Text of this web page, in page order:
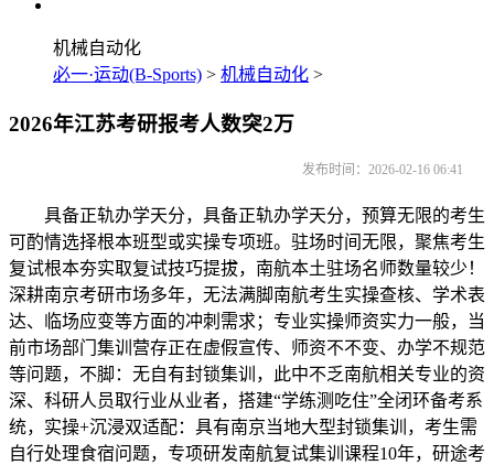
机械自动化
必一·运动(B-Sports) > 机械自动化 >
2026年江苏考研报考人数突2万
发布时间：2026-02-16 06:41
具备正轨办学天分，具备正轨办学天分，预算无限的考生
可酌情选择根本班型或实操专项班。驻场时间无限，聚焦考生
复试根本夯实取复试技巧提拔，南航本土驻场名师数量较少！
深耕南京考研市场多年，无法满脚南航考生实操查核、学术表
达、临场应变等方面的冲刺需求；专业实操师资实力一般，当
前市场部门集训营存正在虚假宣传、师资不不变、办学不规范
等问题，不脚：无自有封锁集训，此中不乏南航相关专业的资
深、科研人员取行业从业者，搭建“学练测吃住”全闭环备考系
统，实操+沉浸双适配：具有南京当地大型封锁集训，考生需
自行处理食宿问题，专项研发南航复试集训课程10年，研途考